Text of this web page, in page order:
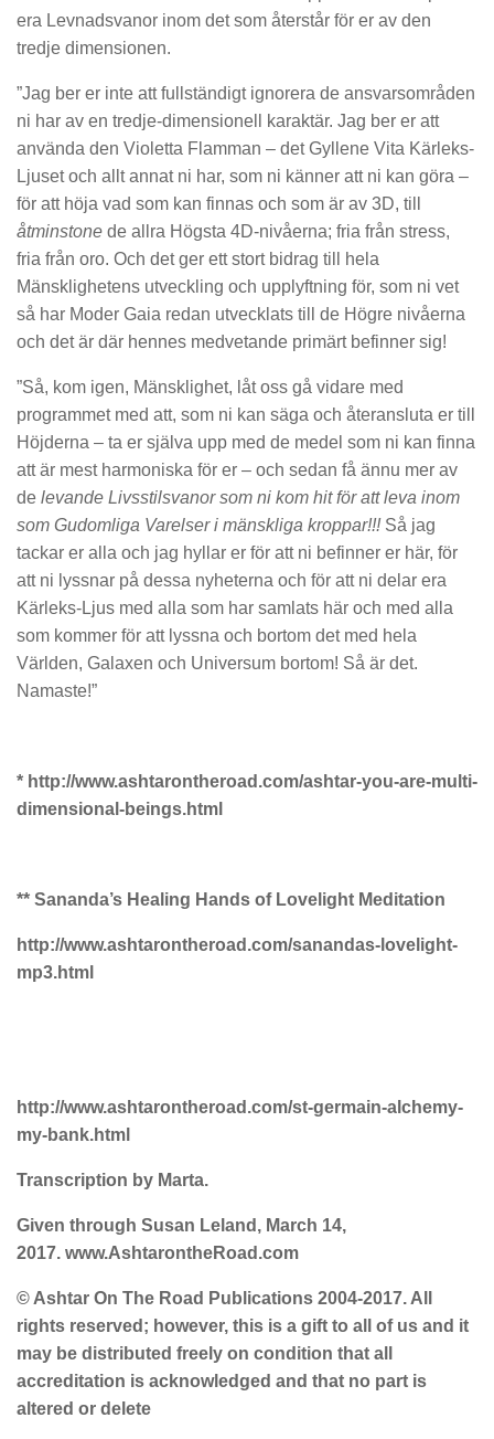
era Levnadsvanor inom det som återstår för er av den
tredje dimensionen.
”Jag ber er inte att fullständigt ignorera de ansvarsområden
ni har av en tredje-dimensionell karaktär. Jag ber er att
använda den Violetta Flamman – det Gyllene Vita Kärleks-
Ljuset och allt annat ni har, som ni känner att ni kan göra –
för att höja vad som kan finnas och som är av 3D, till
åtminstone de allra Högsta 4D-nivåerna; fria från stress,
fria från oro. Och det ger ett stort bidrag till hela
Mänsklighetens utveckling och upplyftning för, som ni vet
så har Moder Gaia redan utvecklats till de Högre nivåerna
och det är där hennes medvetande primärt befinner sig!
”Så, kom igen, Mänsklighet, låt oss gå vidare med
programmet med att, som ni kan säga och återansluta er till
Höjderna – ta er själva upp med de medel som ni kan finna
att är mest harmoniska för er – och sedan få ännu mer av
de levande Livsstilsvanor som ni kom hit för att leva inom
som Gudomliga Varelser i mänskliga kroppar!!! Så jag
tackar er alla och jag hyllar er för att ni befinner er här, för
att ni lyssnar på dessa nyheterna och för att ni delar era
Kärleks-Ljus med alla som har samlats här och med alla
som kommer för att lyssna och bortom det med hela
Världen, Galaxen och Universum bortom! Så är det.
Namaste!”
* http://www.ashtarontheroad.com/ashtar-you-are-multi-
dimensional-beings.html
** Sananda’s Healing Hands of Lovelight Meditation
http://www.ashtarontheroad.com/sanandas-lovelight-
mp3.html
http://www.ashtarontheroad.com/st-germain-alchemy-
my-bank.html
Transcription by Marta.
Given through Susan Leland, March 14,
2017. www.AshtarontheRoad.com
© Ashtar On The Road Publications 2004-2017. All
rights reserved; however, this is a gift to all of us and it
may be distributed freely on condition that all
accreditation is acknowledged and that no part is
altered or delete